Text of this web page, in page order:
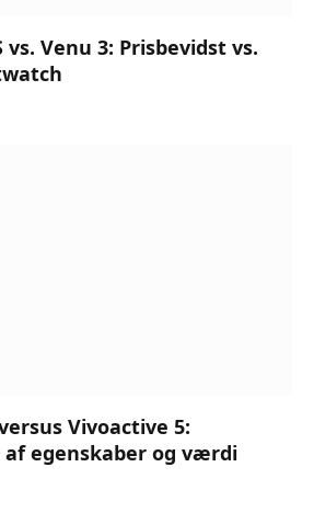
vs. Venu 3: Prisbevidst vs.
Vivoactive 5:
egenskaber og værdi